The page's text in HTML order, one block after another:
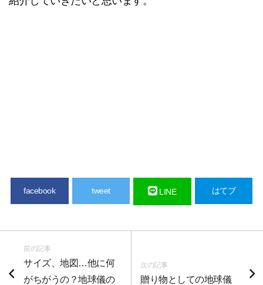
facebook tweet LINE はてブ
前の記事
サイズ、地図…他に何
がちがうの？地球儀の
次の記事
贈り物としての地球儀